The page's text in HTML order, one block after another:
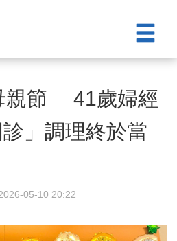
親節 41歲婦經
診」調理終於當
05-10 20:22